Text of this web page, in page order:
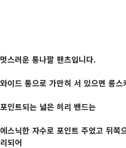
멋스러운 통나팔 팬츠입니다.
와이드 통으로 가만히 서 있으면 롱
포인트되는 넓은 허리 밴드는
에스닉한 자수로 포인트 주었고 뒤쪽
리되어